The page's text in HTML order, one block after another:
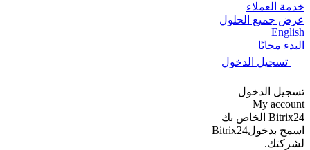
خدمة العملاء
عرض جميع الحلول
English
البدء مجانًا
تسجيل الدخول
تسجيل الدخول
My account
Bitrix24 الخاص بك
اسمح بدخولBitrix24
لشركتك.